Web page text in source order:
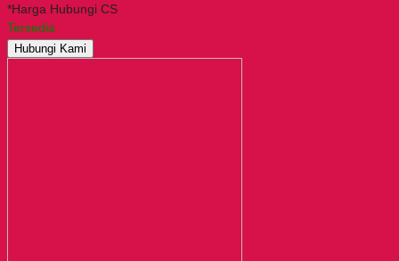
*Harga Hubungi CS
Tersedia
Hubungi Kami